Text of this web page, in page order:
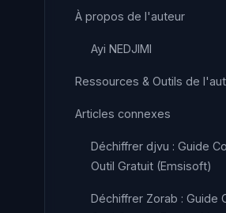
À propos de l'auteur
Ayi NEDJIMI
Ressources & Outils de
Articles connexes
Déchiffrer djvu : Guide
Outil Gratuit (Emsisoft)
Déchiffrer Zorab : Guide